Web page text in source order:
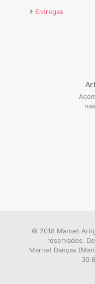
Entregas
© 2018 Marnet
reservados.
Marnet Danças